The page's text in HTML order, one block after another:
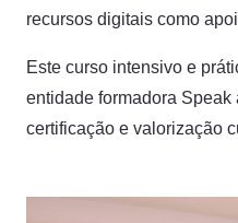
recursos digitais como
Este curso intensivo e
entidade formadora
certificação e valorização